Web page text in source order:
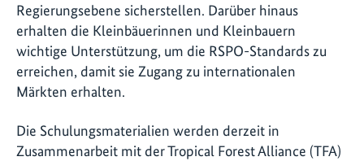
Regierungsebene sicherstellen. Darüber hinaus
erhalten die Kleinbäuerinnen und Kleinbauern
wichtige Unterstützung, um die RSPO-Standards zu
erreichen, damit sie Zugang zu internationalen
Märkten erhalten.
Die Schulungsmaterialien werden derzeit in
Zusammenarbeit mit der Tropical Forest Alliance (TFA)